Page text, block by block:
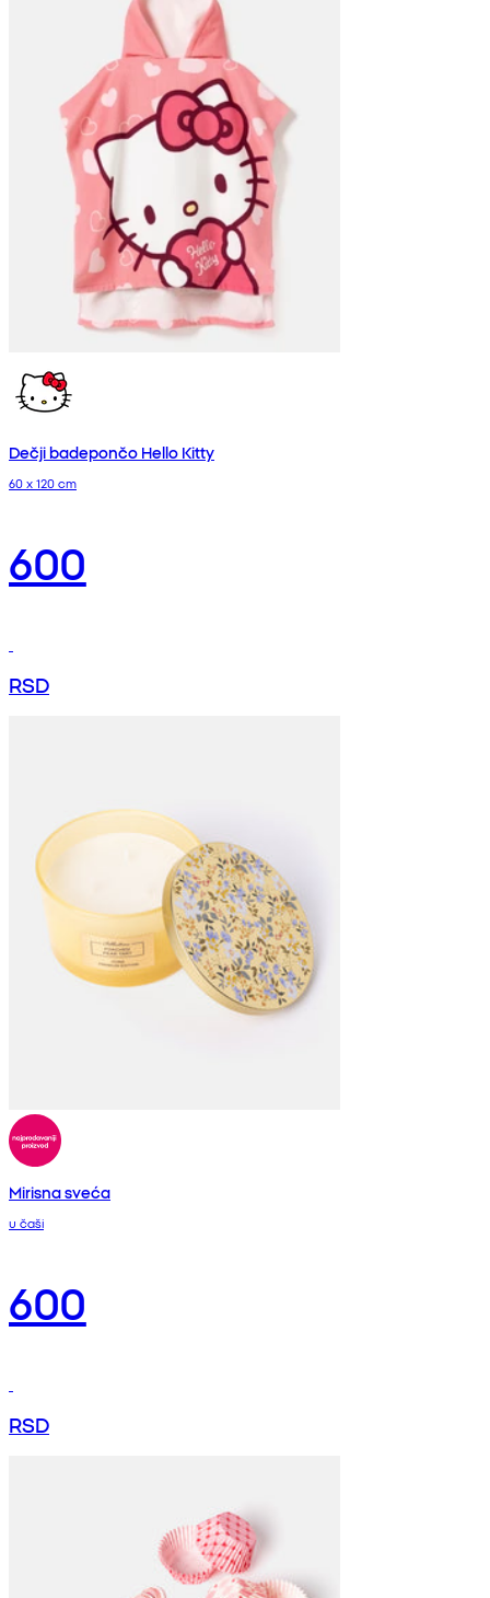
Dečji badepončo Hello Kitty
60 x 120 cm
600
RSD
Mirisna sveća
u čaši
600
RSD